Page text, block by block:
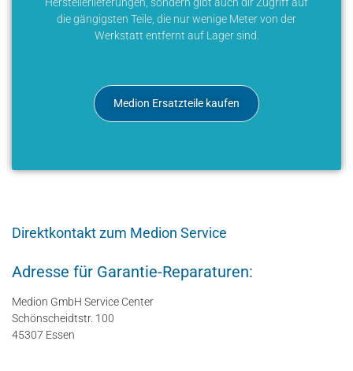
Herstellerlieferungen, sondern gibt auch dir Zugriff auf
die gängigsten Teile, die nur wenige Meter von der
Werkstatt entfernt auf Lager sind.
Medion Ersatzteile kaufen
Direktkontakt zum Medion Service
Adresse für Garantie-Reparaturen:
Medion GmbH Service Center
Schönscheidtstr. 100
45307 Essen